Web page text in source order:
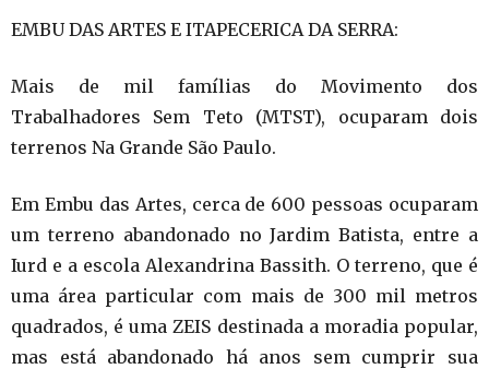
EMBU DAS ARTES E ITAPECERICA DA SERRA:
Mais de mil famílias do Movimento dos
Trabalhadores Sem Teto (MTST), ocuparam dois
terrenos Na Grande São Paulo.
Em Embu das Artes, cerca de 600 pessoas ocuparam
um terreno abandonado no Jardim Batista, entre a
Iurd e a escola Alexandrina Bassith. O terreno, que é
uma área particular com mais de 300 mil metros
quadrados, é uma ZEIS destinada a moradia popular,
mas está abandonado há anos sem cumprir sua